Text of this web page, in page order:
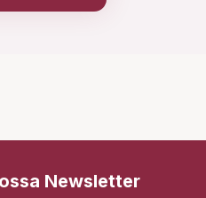
Newsletter